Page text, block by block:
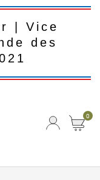
| Vice
des
0